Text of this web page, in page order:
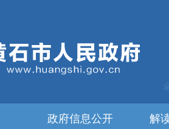
政府信息公开 解